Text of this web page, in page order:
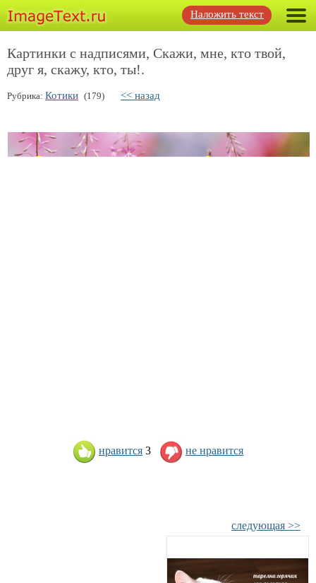
Наложить текст
Картинки с надписями, Скажи, мне, кто твой,
друг я, скажу, кто, ты!.
Рубрика: Котики (179) << назад
нравится 3 не нравится
следующая >>